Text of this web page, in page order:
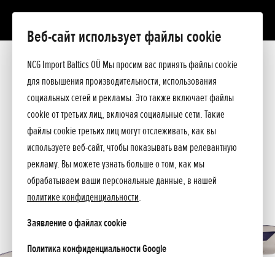
Веб-сайт использует файлы cookie
NCG Import Baltics OÜ Мы просим вас принять файлы cookie
для повышения производительности, использования
социальных сетей и рекламы. Это также включает файлы
cookie от третьих лиц, включая социальные сети. Такие
файлы cookie третьих лиц могут отслеживать, как вы
используете веб-сайт, чтобы показывать вам релевантную
рекламу. Вы можете узнать больше о том, как мы
обрабатываем ваши персональные данные, в нашей
политике конфиденциальности.
Заявление о файлах cookie
Политика конфиденциальности Googleopens in a new tab
Презентация
Прейскурант
Спросите подробнееПРЕДЛОЖЕНИЕ
СЕРВИС
КОНТАКТЫ